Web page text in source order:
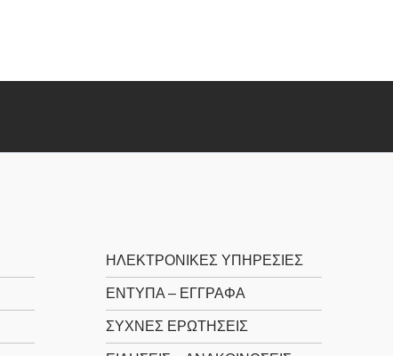
ΗΛΕΚΤΡΟΝΙΚΕΣ ΥΠΗΡΕΣΙΕΣ
ΕΝΤΥΠΑ – ΕΓΓΡΑΦΑ
ΣΥΧΝΕΣ ΕΡΩΤΗΣΕΙΣ